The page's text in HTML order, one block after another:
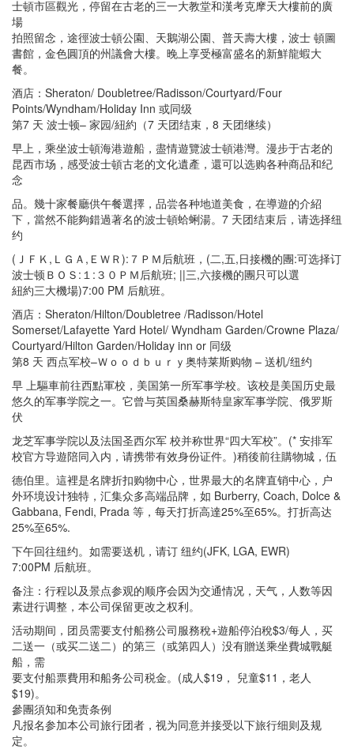
士頓市區觀光，停留在古老的三一大教堂和漢考克摩天大樓前的廣
場
拍照留念，途徑波士頓公園、天鵝湖公園、普天壽大樓，波士 頓圖
書館，金色圓頂的州議會大樓。晚上享受極富盛名的新鮮龍蝦大
餐。
酒店：Sheraton/ Doubletree/Radisson/Courtyard/Four
Points/Wyndham/Holiday Inn 或同级
第7 天 波士顿– 家园/紐約（7 天团结束，8 天团继续）
早上，乘坐波士頓海港遊船，盡情遊覽波士頓港灣。漫步于古老的
昆西市场，感受波士頓古老的文化遺產，還可以选购各种商品和纪
念
品。幾十家餐廳供午餐選擇，品尝各种地道美食，在導遊的介紹
下，當然不能夠錯過著名的波士頓蛤蜊湯。7 天团结束后，请选择纽
约
(ＪＦＫ,ＬＧＡ,ＥＷＲ):７ＰＭ后航班，(二,五,日接機的團:可选择订
波士顿ＢＯＳ:１:３０ＰＭ后航班; ||三,六接機的團只可以選
紐約三大機場)7:00 PM 后航班。
酒店：Sheraton/Hilton/Doubletree /Radisson/Hotel
Somerset/Lafayette Yard Hotel/ Wyndham Garden/Crowne Plaza/
Courtyard/Hilton Garden/Holiday inn or 同级
第8 天 西点军校–Ｗｏｏｄｂｕｒｙ奥特莱斯购物 – 送机/纽约
早 上驅車前往西點軍校，美国第一所军事学校。该校是美国历史最
悠久的军事学院之一。它曾与英国桑赫斯特皇家军事学院、俄罗斯
伏
龙芝军事学院以及法国圣西尔军 校并称世界“四大军校”。(* 安排军
校官方导遊陪同入内，请携带有效身份证件。)稍後前往購物城，伍
德伯里。這裡是名牌折扣购物中心，世界最大的名牌直销中心，户
外环境设计独特，汇集众多高端品牌，如 Burberry, Coach, Dolce &
Gabbana, Fendi, Prada 等，每天打折高達25%至65%。打折高达
25%至65%.
下午回往纽约。如需要送机，请订 纽约(JFK, LGA, EWR)
7:00PM 后航班。
备注：行程以及景点参观的顺序会因为交通情况，天气，人数等因
素进行调整，本公司保留更改之权利。
活动期间，团员需要支付船務公司服務稅+遊船停泊稅$3/每人，买
二送一（或买二送二）的第三（或第四人）没有贈送乘坐費城戰艇
船，需
要支付船票費用和船务公司税金。(成人$19， 兒童$11，老人
$19)。
參團須知和免责条例
凡报名参加本公司旅行团者，视为同意并接受以下旅行细则及规
定。